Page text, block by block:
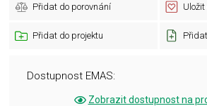
Přidat do porovnání
Přidat do projektu
Dostupnost EMAS:
Zobrazit dostupnost na